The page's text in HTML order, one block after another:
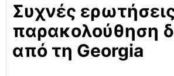
Συχνές
παρακολούθηση
από τη Georgia